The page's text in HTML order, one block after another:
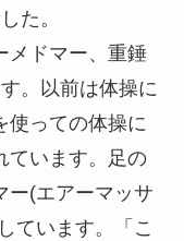
た。
メドマー、重錘
。以前は体操に
使っての体操に
ています。足の
ー(エアーマッサ
ています。「こ